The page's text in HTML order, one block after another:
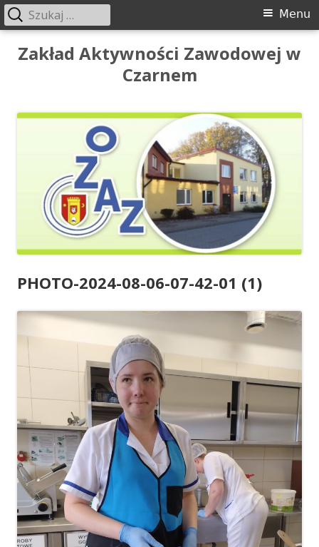
Przeskocz
Zakład Aktywności Zawodowej w
Czarnem
Menu
główne
Menu
Szukaj:
PHOTO-2024-08-06-07-42-01 (1)